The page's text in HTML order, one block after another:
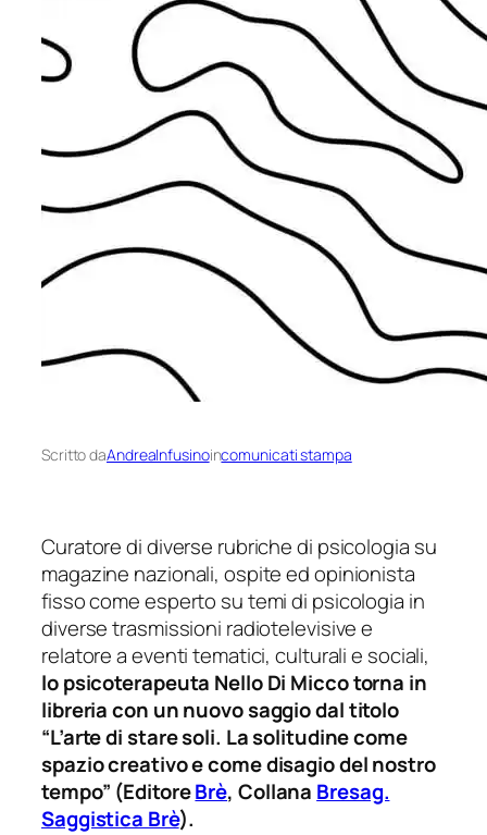
Scritto daAndreaInfusinoincomunicati stampa
Curatore di diverse rubriche di psicologia su
magazine nazionali, ospite ed opinionista
fisso come esperto su temi di psicologia in
diverse trasmissioni radiotelevisive e
relatore a eventi tematici, culturali e sociali,
lo psicoterapeuta Nello Di Micco torna in
libreria con un nuovo saggio dal titolo
“L’arte di stare soli. La solitudine come
spazio creativo e come disagio del nostro
tempo” (EditoreBrè, Collana Bresag.
Saggistica Brè).